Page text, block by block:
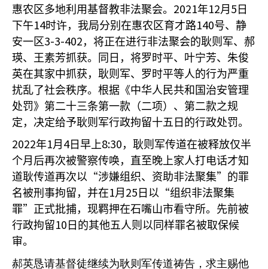
惠农区多地利用基督教非法聚会。 2021年12月 5 日
下午14时许，我局分别在惠农区育才路140号、静
安一区3-3-402 ，将正在进行非法聚会的耿则军、郝
瑛、王素芳抓获。同日，将罗时平、叶宁芳、朱俊
英在其家中抓获，耿则军、罗时平等人的行为严重
扰乱了社会秩序。根据《中华人民共和国治安管理
处罚》第二十三条第一款（二项）、第二款之规
定，决定给予耿则军行政拘留十五日的行政处罚。
2022年1月 4日早上8:30 ，耿则军传道在被释放仅半
个月后再次被警察传唤，直至晚上家人打电话才知
道耿传道再次以 “涉嫌组织、资助非法聚集”
的罪
名被刑事拘留，并在1月 25 日以 “组织非法聚集
罪” 正式批捕，现羁押在石嘴山市看守所。先前被
行政拘留10 日的其他五人则以同样罪名被取保候
审。
郝英恳请基督徒继续为耿则军传道祷告，求主赐他